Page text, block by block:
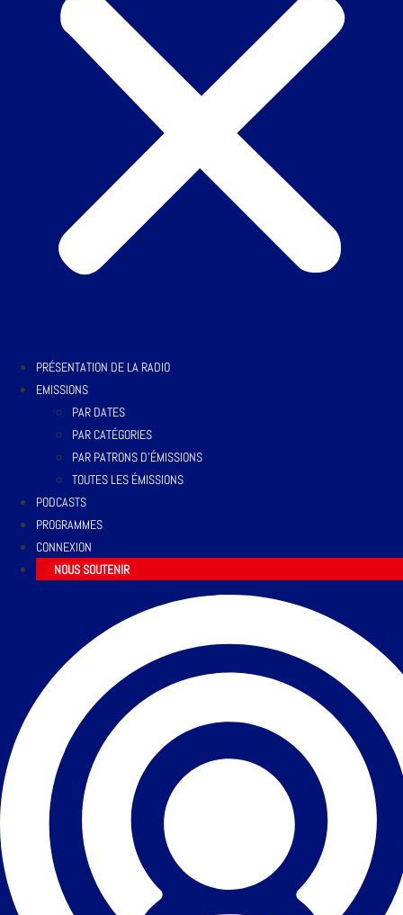
PRÉSENTATION DE LA RADIO
EMISSIONS
PAR DATES
PAR CATÉGORIES
PAR PATRONS D’ÉMISSIONS
TOUTES LES ÉMISSIONS
PODCASTS
PROGRAMMES
CONNEXION
NOUS SOUTENIR